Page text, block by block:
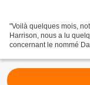
"Voilà quelques mois,
Harrison, nous a lu
concernant le nommé